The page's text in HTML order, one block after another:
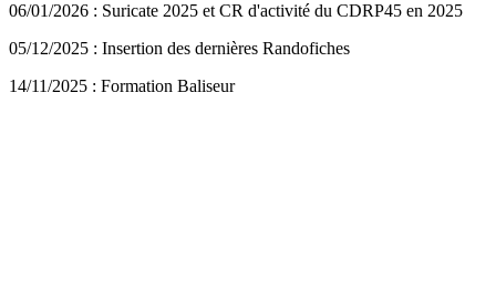
06/01/2026 : Suricate 2025 et CR d'activité du CDRP45 en 2025
05/12/2025 : Insertion des dernières Randofiches
14/11/2025 : Formation Baliseur